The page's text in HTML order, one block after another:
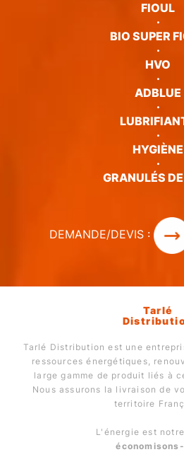
FIOUL
·
BIO SUPER
·
HVO
·
ADBLUE
·
·
HYGIÈNE
·
GRANULÉS
DEMANDE/DEVIS :
Tarlé
Tarlé Distribution est une
ressources énergétiques,
large gamme de produit liés à
Nous assurons la livraison de
territoire
L'énergie est